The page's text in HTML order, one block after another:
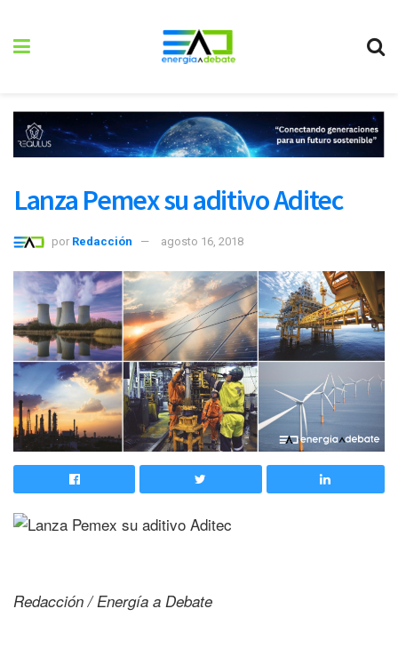
Lanza Pemex su aditivo Aditec
por Redacción agosto 16, 2018
Redacción / Energía a Debate